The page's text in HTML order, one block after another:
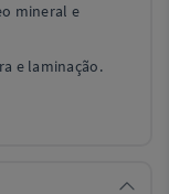
mineral e
e laminação.